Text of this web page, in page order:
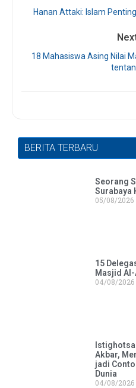
Hanan Attaki: Islam
18 Mahasiswa Asing Nilai
BERITA TERBARU
Seorang
Surabaya
05/08/2026
15
Masjid
04/08/2026
Akbar,
jadi
Dunia
04/08/2026